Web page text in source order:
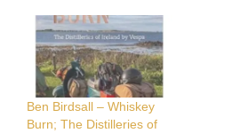
Ben Birdsall – Whiskey
Burn; The Distilleries of